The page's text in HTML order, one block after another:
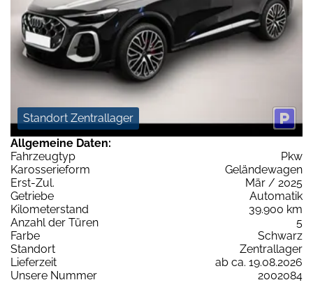
Standort Zentrallager
Allgemeine Daten:
Fahrzeugtyp
Pkw
Karosserieform
Geländewagen
Erst-Zul.
Mär / 2025
Getriebe
Automatik
Kilometerstand
39.900 km
Anzahl der Türen
5
Farbe
Schwarz
Standort
Zentrallager
Lieferzeit
ab ca. 19.08.2026
Unsere Nummer
2002084